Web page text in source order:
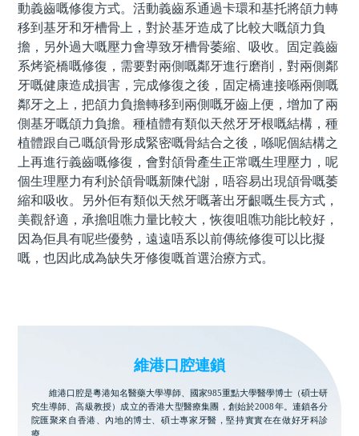
動義齒嘅修復方式。活動義齒系通過卡環和基托將頜力轉
移到基牙和牙槽骨上，對於基牙造成了比較大嘅頜力負
擔，另外過大嘅壓力會導致牙槽骨萎縮、吸收。固定義齒
系烤瓷橋嘅修復，需要對兩側嘅鄰牙進行磨削，對兩側鄰
牙嘅健康造成損害，完成修復之後，固定橋連接喺兩側嘅
鄰牙之上，把頜力負擔轉移到兩側嘅牙齒上便，增加了兩
側基牙嘅頜力負擔。種植體有類似天然牙牙根嘅結構，種
植體跟自己嘅頜骨形成緊密嘅骨結合之後，喺呢個結構之
上再進行義齒嘅修復，會對頜骨產生正常嘅生理壓力，呢
個生理壓力有利於頜骨嘅新陳代謝，唔容易出現頜骨嘅萎
縮和吸收。另外佢有類似天然牙嘅著出牙齦嘅生長方式，
美觀舒適，承擔咀噍力量比較大，恢復咀噍功能比較好，
因為佢具有呢些優勢，遠遠唔系以前傳統修復可以比擬
嘅，也因此成為缺失牙修復嘅首選治療方式。
維港口腔連鎖
維港口腔是粵港知名醫藥大學導師、國家985重點大學醫學博士（碩士研
究生導師、高級教授）成立的香港大型醫療集團，創始於2008年。連鎖各分
院匯聚來自香港、內地的博士、碩士專家牙醫，堅持實實在在做好牙科診
療。